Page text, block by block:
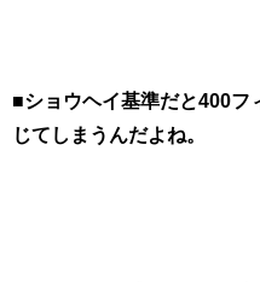
■ショウヘイ基準だと400フ
じてしまうんだよね。